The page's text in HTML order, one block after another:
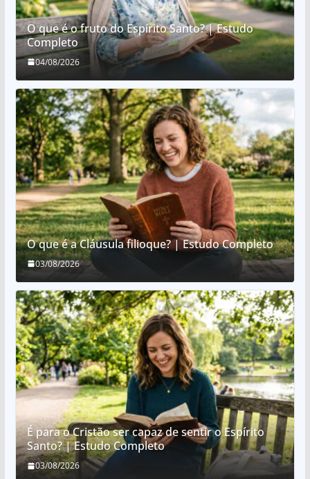
O que é o fruto do Espírito Santo? | Estudo
Completo
04/08/2026
O que é a Cláusula filioque? | Estudo Completo
03/08/2026
É para o Cristão ser capaz de sentir o Espírito
Santo? | Estudo Completo
03/08/2026